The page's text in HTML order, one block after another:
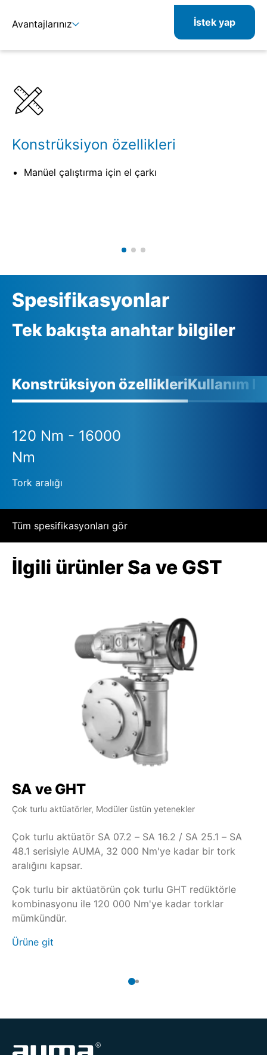
Avantajlarınız
İlgili ürünler
İstek yap
Konstrüksiyon özellikleri
Manüel çalıştırma için el çarkı
Spesifikasyonlar
Tek bakışta anahtar bilgiler
Konstrüksiyon özellikleriKullanım
120 Nm - 16000
Nm
Tork aralığı
Tüm spesifikasyonları gör
İlgili ürünler Sa ve GST
SA ve GHT
Çok turlu aktüatörler, Modüler üstün yetenekler
Çok turlu aktüatör SA 07.2 – SA 16.2 / SA 25.1 – SA
48.1 serisiyle AUMA, 32 000 Nm'ye kadar bir tork
aralığını kapsar.
Çok turlu bir aktüatörün çok turlu GHT redüktörle
kombinasyonu ile 120 000 Nm'ye kadar torklar
mümkündür.
Ürüne git